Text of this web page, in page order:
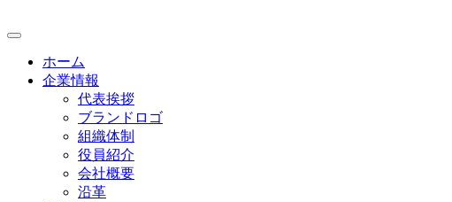
ホーム
企業情報
代表挨拶
ブランドロゴ
組織体制
役員紹介
会社概要
沿革